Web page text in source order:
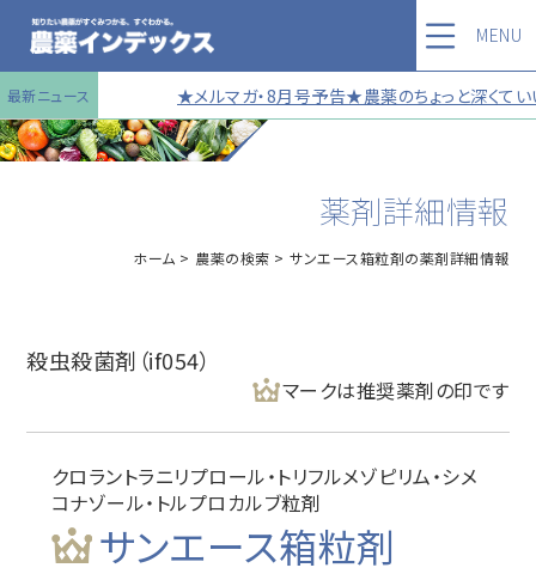
最新ニュース ★メルマガ・8月号予告★農薬のちょっと深く
MENU
薬剤詳細情報
ホーム 農薬の検索 サンエース箱粒剤の薬剤詳細情報
殺虫殺菌剤（if054）
マークは推奨薬剤の印です
クロラントラニリプロール・トリフルメゾピリム・シメ
コナゾール・トルプロカルブ粒剤
サンエース箱粒剤